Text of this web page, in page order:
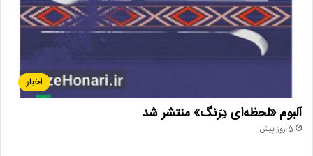
اخبار
آلبوم «لحظه‌ای دِرَنگ» منتشر شد
5 روز پیش